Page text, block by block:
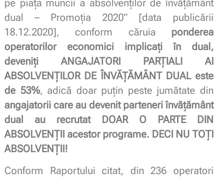
pe piața muncii a absolvenților de învățământ
dual – Promoția 2020” [data publicării
18.12.2020], conform căruia ponderea
operatorilor economici implicați în dual,
deveniți ANGAJATORI PARȚIALI AI
ABSOLVENȚILOR DE ÎNVĂȚĂMÂNT DUAL este
de 53%, adică doar puțin peste jumătate din
angajatorii care au devenit parteneri învățământ
dual au recrutat DOAR O PARTE DIN
ABSOLVENȚII acestor programe. DECI NU TOȚI
ABSOLVENȚII!
Conform Raportului citat, din 236 operatori